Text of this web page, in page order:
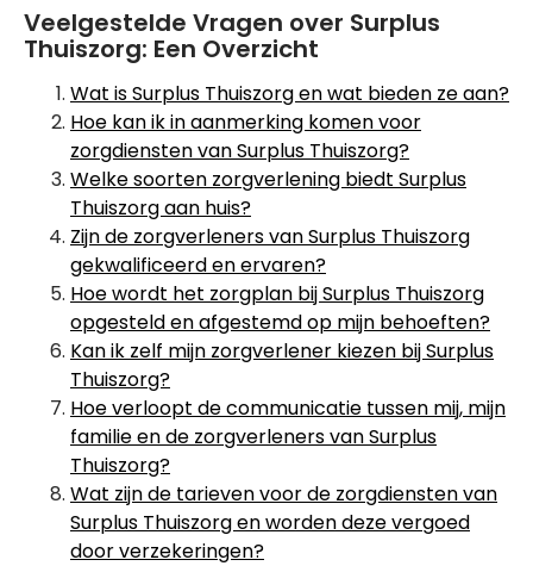
Veelgestelde Vragen over Surplus
Thuiszorg: Een Overzicht
Wat is Surplus Thuiszorg en wat bieden ze aan?
Hoe kan ik in aanmerking komen voor
zorgdiensten van Surplus Thuiszorg?
Welke soorten zorgverlening biedt Surplus
Thuiszorg aan huis?
Zijn de zorgverleners van Surplus Thuiszorg
gekwalificeerd en ervaren?
Hoe wordt het zorgplan bij Surplus Thuiszorg
opgesteld en afgestemd op mijn behoeften?
Kan ik zelf mijn zorgverlener kiezen bij Surplus
Thuiszorg?
Hoe verloopt de communicatie tussen mij, mijn
familie en de zorgverleners van Surplus
Thuiszorg?
Wat zijn de tarieven voor de zorgdiensten van
Surplus Thuiszorg en worden deze vergoed
door verzekeringen?